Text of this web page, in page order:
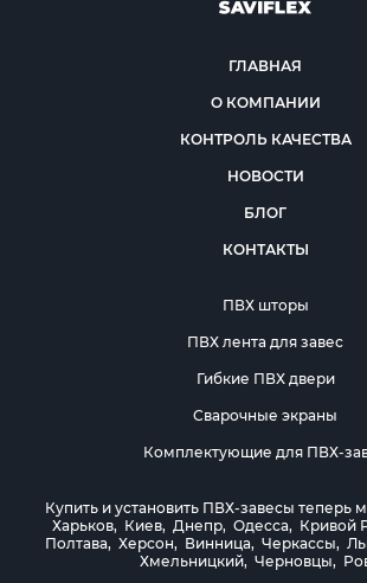
ГЛАВНАЯ
О КОМПАНИИ
КОНТРОЛЬ КАЧЕСТВА
НОВОСТИ
БЛОГ
КОНТАКТЫ
ПВХ шторы
ПВХ лента для завес
Гибкие ПВХ двери
Сварочные экраны
Комплектующие для ПВХ-
Купить и установить ПВХ-завесы теперь
Харьков, Киев, Днепр, Одесса, Кривой
Полтава, Херсон, Винница, Черкассы,
Хмельницкий, Черновцы,